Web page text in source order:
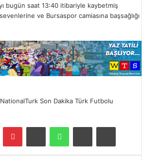
bugün saat 13:40 itibariyle kaybetmiş
ve Bursaspor camiasına başsağlığı
NationalTurk Son Dakika Türk Futbolu